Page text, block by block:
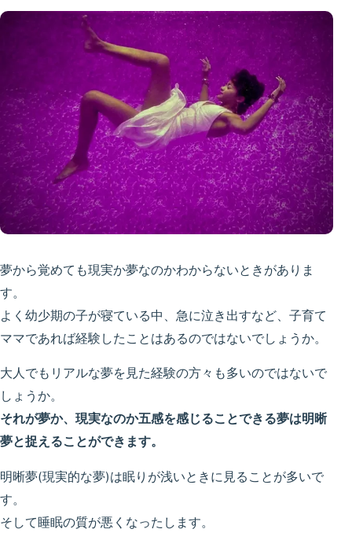
夢から覚めても現実か夢なのかわからないときがありま
す。
よく幼少期の子が寝ている中、急に泣き出すなど、子育て
ママであれば経験したことはあるのではないでしょうか。
大人でもリアルな夢を見た経験の方々も多いのではないで
しょうか。
それが夢か、現実なのか五感を感じることできる夢は明晰
夢と捉えることができます。
明晰夢(現実的な夢)は眠りが浅いときに見ることが多いで
す。
そして睡眠の質が悪くなったします。